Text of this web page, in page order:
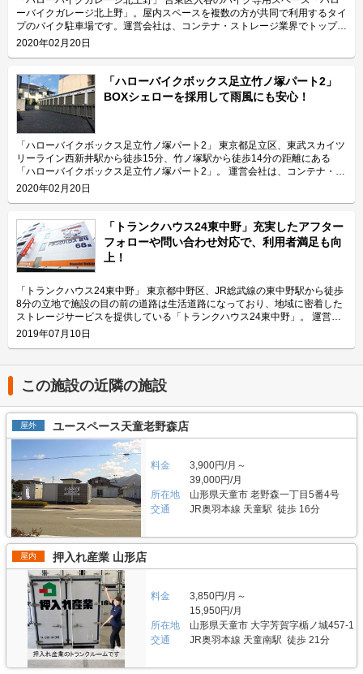
ーバイクガレージ北上野」。屋内スペースを複数の方が共同で利用するタイ
プのバイク駐車場です。運営会社は、コンテナ・ストレージ業界でトップレ
ベルのシェアを誇り、東証マザーズにも上場しているエリアリンク株式会
社。 今回は、エリアリンク株式会社が運営している「ハローバイクガレー
ージ北上野」の特長を教えてください。 東京メトロ日比谷線の入谷駅から
徒歩4分、JR山手線の鶯谷駅から徒歩10分の場所に位置する「ハローバイク
ガレージ北上野」。駅近なバイク駐車スペースであり、24時間365日ご利用
頂けます。広さ2.25帖・幅130cm・奥行き270cmのスペースをご用意して
おり、大型バイクの駐車にも対応可能です。また、屋内型トランクルーム
「ハローストレージ北上野」と隣接していてパーツやメンテナンス用品の収
納にご利用頂けます。ツーリングにお出掛する際にも大変便利です。 主に
どんな方がご利用されているのでしょうか？ 主に入谷駅周辺エリアを中心
とした近隣エリアの方々にご利用頂いています。「ハローバイクガレージ北
上野」は鶯谷や上野、稲荷町、田原町などからもアクセス良好なバイク専用
施設なので、近隣エリアのライダーから人気があります。大きめの駐車スペ
ースのため、アメリカンクルーザー、レーサー・スポーツタイプ、ビッグス
クーターなど、高級車や大型車の保管にもご利用頂いております。 セキュ
リティや安全面について教えてください。 「ハローバイクガレージ北上
野」は屋内タイプで雨風を防ぐことができ、また、電動シャッターや防犯カ
メラなどを設置しているためセキュリテイ面もしっかりしているので、盗難
やイタズラから愛車を守りたい、大切なバイクを雨風で汚したくない方にお
すすめです。 費用や契約について教えてください。 月額17,400円（税込）
の価格でバイク1台を駐車できます。施設の詳細な仕様については事前内覧
をおすすめ致します。ご契約の前に駐車スペースや立地など確認頂けます。
契約時はバイクのメーカー・車種・ナンバーを確認していますが、これから
バイクを購入する方はお問い合わせの際にお知らせください。時期によって
は使用料や事務手数料がお得になるキャンペーンも実施していますので、
LIFULLトランクルームのメール又は電話にてお問い合わせください。 編集
後記 「ハローバイクガレージ北上野」は駅から近くて万全なセキュリティ
はお早めにお問い合わせした方が良さそうだ。 運営会社は東証マザーズ上
場企業でもあるエリアリンク株式会社。2016年頃、西東京エリアで試験的
にはじめた駐車場タイプのバイクパーキングは当初ここまでの拡大を予想し
ていなかったとのことだが、順調に拡大を続け、現在、都内を中心に1,000
台分ほどスペースを管理している（2020年1月現在）。その運営ノウハウが
ある「ハローバイクガレージ北上野」は、誰もが安心して利用できる施設な
ので、愛車を守りたい近隣エリアの方は要チェックなスポットではないかと
思った。
2020年02月20日
「ハローバイクボックス足立竹ノ塚パート2」
BOXシェローを採用して雨風にも安心！
「ハローバイクボックス足立竹ノ塚パート2」 東京都足立区、東武スカイツ
リーライン西新井駅から徒歩15分、竹ノ塚駅から徒歩14分の距離にある
「ハローバイクボックス足立竹ノ塚パート2」。 運営会社は、コンテナ・ス
トレージ業界でトップレベルのシェアを誇り、東証マザーズにも上場してい
るエリアリンク株式会社です。 今回は、エリアリンク株式会社が運営して
ご紹介致します。 「ハローバイクボックス足立竹ノ塚パート2」の特長を教
えてください。 ボックスタイプの「ハローバイクボックス足立竹ノ塚パー
ト2」は、国道4号線から車でアクセスしやすい立地にある施設です。 広さ2
帖・幅110cm・奥行き252cm・高さ197cmのバイクボックスが17室ご用意
しており、24時間365日自由にご利用頂けます。 エリアリンク株式会社の
「ハローバイクボックス」は全国のライダー様から愛されているBOXシェ
ローを採用した施設のため、風雨による汚れや浸食に強いのが特長です。幅
広いラダーレールが付いており、バイクの乗り入れが簡単です。また、ボッ
クス内には棚を設置しておりますので、ヘルメットなどの小物を置くことも
可能です。パーツやメンテナンス用品も収納できるのでとても便利です。
主にどんな方がご利用されているのでしょうか？ 東武伊勢崎線やつくばエ
クスプレス線が通る足立区内にお住いのライダーの方を中心にご利用頂いて
おります。主にアメリカンクルーザーやビッグスクーター、レーサー・スポ
ーツタイプなど高級車又は大型車の保管が多くみられます。 セキュリティ
や安全面について教えてください。 「ハローバイクボックス足立竹ノ塚パ
ート2」はBOXシェローを採用した施設のため屋外タイプのバイクパーキン
グと違って雨風を防ぐことができ、盗難のリスクも抑えることができます。
各バイクボックスにバイクを収納するタイプなので、他の方のバイクを気に
する必要がありません。セキュリティ面としてバイクボックスの扉に南京錠
をつけており、安心してバイクを保管できる収納スペースです。また、施設
内には外灯照明も完備していますので、夜間でもバイクを出し入れしやすい
環境です。 費用や契約について教えてください。 月額11,300円（税込）の
価格でバイクボックスをご利用頂けます。「ハローバイクボックス足立竹ノ
塚パート2」は施設見学が可能なので、バイクボックスの大きさや立地が気
になる方は見学を申し込みください。契約時はバイクのナンバーを確認して
います。これからバイクを購入する方はお問い合わせの際にお知らせくださ
い。時期によっては月額使用料や事務手数料がお得になるキャンペーンも実
施していますので、LIFULLトランクルームの施設詳細ページをご覧くださ
い。 編集後記 現在、都内を中心に約1,000台（2020年1月現在）のバイク専
用スペースを管理しているエリアリンク株式会社。2016年頃、西東京エリ
アで試験的にはじめた駐車場タイプのバイクパーキングは当初ここまでの拡
大を予想していなかったとのことだが、順調に拡大を続けているという。人
気施設の一つである足立区の「ハローバイクボックス足立竹ノ塚パート2」
は、風雨による汚れや浸食防止に強いBOXシェローを採用しており、東証
マザーズ上場企業が運営しているバイク専用のスペースなので、安心して利
2020年02月20日
「トランクハウス24東中野」充実したアフター
フォローや問い合わせ対応で、利用者満足も向
上！
「トランクハウス24東中野」 東京都中野区、JR総武線の東中野駅から徒歩
8分の立地で施設の目の前の道路は生活道路になっており、地域に密着した
ストレージサービスを提供している「トランクハウス24東中野」。 運営会
社はエリアリンク株式会社。コンテナ・ストレージ業界でトップシェアを誇
り、東証マザーズにも上場している会社です。全国に展開しているレンタル
に利用されています。 今回は、エリアリンク株式会社が運営している「ト
ランクハウス24東中野」の特徴や利用用途の傾向、会社の想いなどをご紹
介します。 トランクハウス24東中野の特徴を教えてください。 2018年12
月にオープンした「トランクハウス24東中野」。1階〜4階まで1軒まるごと
トランクルームで、部屋の大きさは0.9帖のコンパクトサイズから9.8帖の大
きいサイズまで展開しています。24時間365日利用でき、セキュリティも空
調も最新設備を整えているため、衣類・本・季節物などの荷物から大型家具
や機材・備品など法人利用まで幅広い用途にご利用いただけます。 主にど
んな方がご利用されているのでしょうか？ お客様は店舗から1.5キロ圏内に
お住いの方がほとんどです。他社であれば3キロ圏内程か車で移動する場所
にあることが多いのですが、「トランクハウス24」は住宅街の生活道路に
面しているため地域に密着した運営ができています（ご自宅から車で荷物を
運送するサービスも利用可能）。また、利用用途で多いのはファミリー層の
他、都心の店舗は一人暮らしの若い方や女性、法人企業にも利用いただいて
います。任意に調査したユーザーインタビューでは「一度使うと便利さが分
かった」という声も多く、衣類や本などの趣味や生活用品を自宅以外の押入
れに入れておく感覚で中長期的に利用されている傾向があります。 セキュ
リティや安全面について教えてください。 トランクハウス24で細心の注意
を払っているのが空気の流れ。外が寒いから中は暖かくではなく、結露やカ
ビができないように温度調整が必要で、その鍵を握るのが、各階に数点設置
しているサーキュレーター。風を送り込み部屋の空気を循環させることで荷
物を保管するのに最適な環境を1年中作り出しています。また、トランクハ
ウス24東中野店では、スマートキーや専用アプリによる鍵の解錠施錠にも
対応。警備会社と契約をしているため、万が一のことがあっても対応できる
2019年07月10日
この施設の近隣の施設
屋外 ユースペース天童老野森店
料金
3,900円/月～
39,000円/月
所在地
山形県天童市 老野森一丁目5番4号
交通
JR奥羽本線 天童駅 徒歩 16分
屋内 押入れ産業 山形店
料金
3,850円/月～
15,950円/月
所在地
山形県天童市 大字芳賀字楯ノ城457-1
交通
JR奥羽本線 天童南駅 徒歩 21分